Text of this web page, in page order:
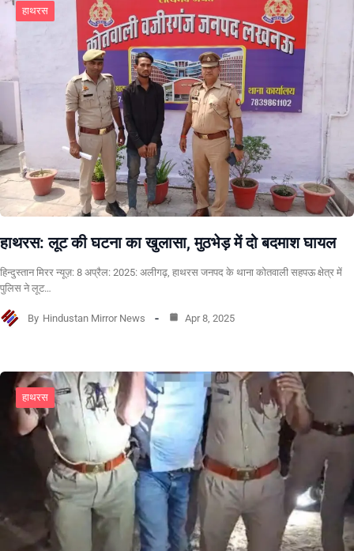
हाथरस
हाथरस: लूट की घटना का खुलासा, मुठभेड़ में दो बदमाश घायल
हिन्दुस्तान मिरर न्यूज़: 8 अप्रैल: 2025: अलीगढ़, हाथरस जनपद के थाना कोतवाली सहपऊ क्षेत्र में
पुलिस ने लूट…
By Hindustan Mirror News Apr 8, 2025
हाथरस